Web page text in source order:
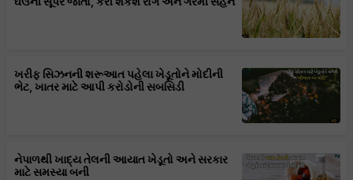
ખરીફ સિઝનની શરૂઆત પહેલા ખેડૂતોને મોદીની
ભેટ, ખાતર માટે આપી કરોડોની સબસિડી
નેપાળથી ખાદ્ય તેલની આયાત ખેડૂતો અને સરકાર
માટે સમસ્યા બની